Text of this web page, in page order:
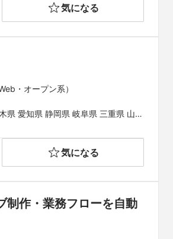
気になる
・オープン系）
県 愛知県 静岡県 岐阜県 三重県 山梨
山県 広島県 山口県 徳島県 香川県
気になる
制作・業務フローを自動